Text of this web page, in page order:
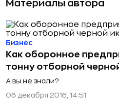
Материалы автора
Как оборонное
тонну отборной
А вы не знали?
Бизнес
06 декабря 2016, 14:51